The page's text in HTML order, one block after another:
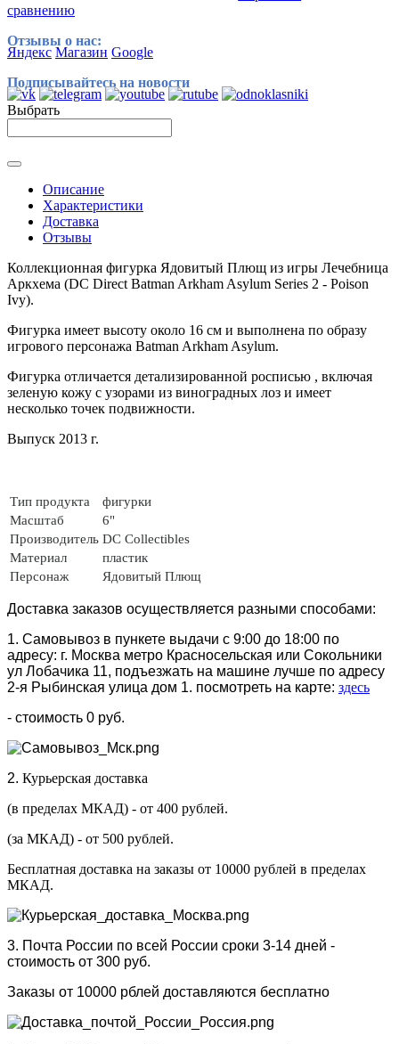
сравнению
Отзывы о нас:
Яндекс Магазин Google
Подписывайтесь на новости
Выбрать
Описание
Характеристики
Доставка
Отзывы
Коллекционная фигурка Ядовитый Плющ из игры Лечебница
Аркхема (DC Direct Batman Arkham Asylum Series 2 - Poison
Ivy).
Фигурка имеет высоту около 16 см и выполнена по образу
игрового персонажа Batman Arkham Asylum.
Фигурка отличается детализированной росписью , включая
зеленую кожу с узорами из виноградных лоз и имеет
несколько точек подвижности.
Выпуск 2013 г.
Тип продукта
фигурки
Масштаб
6"
Производитель DC Collectibles
Материал
пластик
Персонаж
Ядовитый Плющ
Доставка заказов осуществляется разными способами:
1. Самовывоз в пункете выдачи с 9:00 до 18:00 по
адресу: г. Москва метро Красносельская или Сокольники
ул Лобачика 11, подъезжать на машине лучше по адресу
2-я Рыбинская улица дом 1. посмотреть на карте: здесь
- стоимость 0 руб.
2. Курьерская доставка
(в пределах МКАД) - от 400 рублей.
(за МКАД) - от 500 рублей.
Бесплатная доставка на заказы от 10000 рублей в пределах
МКАД.
3. Почта России по всей России сроки 3-14 дней -
стоимость от 300 руб.
Заказы от 10000 рблей доставляются бесплатно